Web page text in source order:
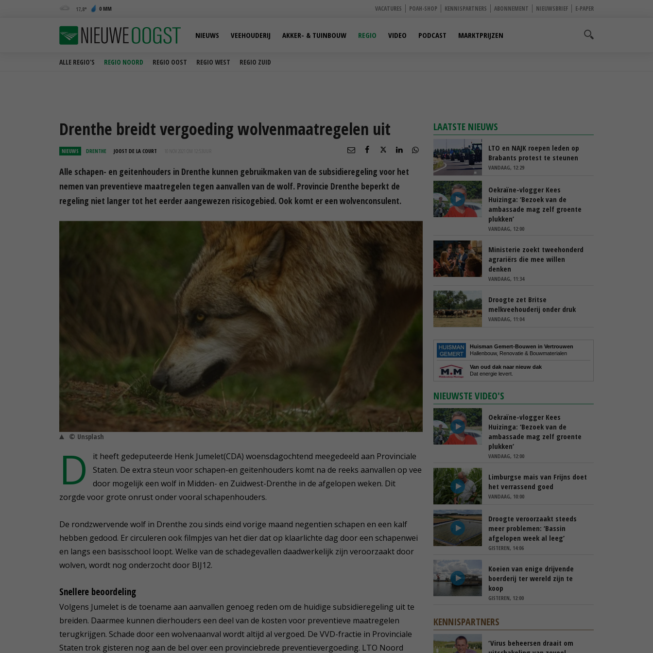
17,8 0 MM VACATURES POAH-SHOP KENNISPARTNERS ABONNEMENT NIEUWSBRIEF E-PAPER
ALLE REGIO'S REGIO NOORD REGIO OOST REGIO WEST REGIO ZUID
NIEUWS VEEHOUDERIJ AKKER- & TUINBOUW REGIO VIDEO PODCAST MARKTPRIJZEN
Drenthe breidt vergoeding wolvenmaatregelen uit
NIEUWS DRENTHE JOOST DE LA COURT 10 NOV 2021 OM 12:53
Alle schapen- en geitenhouders in Drenthe kunnen gebruikmaken van de subsidieregeling voor het
nemen van preventieve maatregelen tegen aanvallen van de wolf. Provincie Drenthe beperkt de
regeling niet langer tot het eerder aangewezen risicogebied. Ook komt er een wolvenconsulent.
© Unsplash
D
it heeft gedeputeerde Henk Jumelet(CDA) woensdagochtend meegedeeld aan Provinciale
Staten. De extra steun voor schapen-en geitenhouders komt na de reeks aanvallen op vee
door mogelijk een wolf in Midden- en Zuidwest-Drenthe in de afgelopen weken. Dit
zorgde voor grote onrust onder vooral schapenhouders.
De rondzwervende wolf in Drenthe zou sinds eind vorige maand negentien schapen en een kalf
hebben gedood. Er circuleren ook filmpjes van het dier dat op klaarlichte dag door een schapenwei
en langs een basisschool loopt. Welke van de schadegevallen daadwerkelijk zijn veroorzaakt door
wolven, wordt nog onderzocht door BIJ12.
Snellere beoordeling
Volgens Jumelet is de toename aan aanvallen genoeg reden om de huidige subsidieregeling uit te
breiden. Daarmee kunnen dierhouders een deel van de kosten voor preventieve maatregelen
terugkrijgen. Schade door een wolvenaanval wordt altijd al vergoed. De VVD-fractie in Provinciale
Staten trok gisteren nog aan de bel over een provinciebrede preventievergoeding. LTO Noord
LAATSTE NIEUWS
LTO en NAJK roepen leden op
Brabants protest te steunen
VANDAAG, 12:29
Oekraïne-vlogger Kees
Huizinga: ‘Bezoek van de
ambassade mag zelf groente
plukken’
VANDAAG, 12:00
Ministerie zoekt tweehonderd
agrariërs die mee willen
denken
VANDAAG, 11:34
Droogte zet Britse
melkveehouderij onder druk
VANDAAG, 11:04
Huisman Gemert-Bouwen in Vertrouwen
Hallenbouw, Renovatie & Bouwmaterialen
Van oud dak naar nieuw dak
Dat energie levert.
NIEUWSTE VIDEO'S
Oekraïne-vlogger Kees
Huizinga: ‘Bezoek van de
ambassade mag zelf groente
plukken’
VANDAAG, 12:00
Limburgse mais van Frijns doet
het verrassend goed
VANDAAG, 10:00
Droogte veroorzaakt steeds
meer problemen: ‘Bassin
afgelopen week al leeg’
GISTEREN, 14:06
Koeien van enige drijvende
boerderij ter wereld zijn te
koop
GISTEREN, 12:00
KENNISPARTNERS
‘Virus beheersen draait om